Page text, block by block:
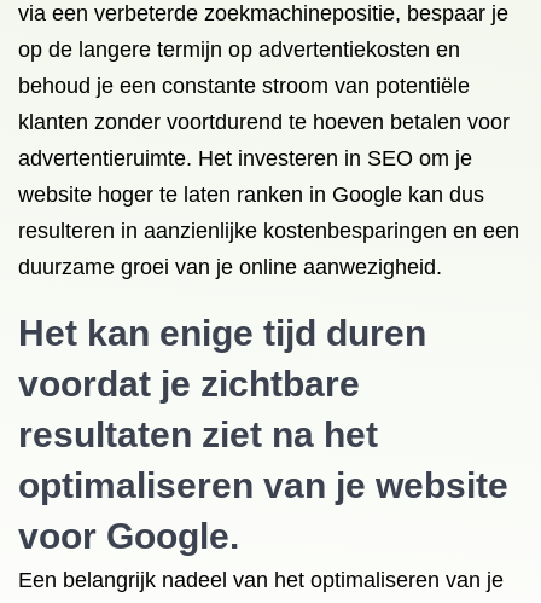
via een verbeterde zoekmachinepositie, bespaar je
op de langere termijn op advertentiekosten en
behoud je een constante stroom van potentiële
klanten zonder voortdurend te hoeven betalen voor
advertentieruimte. Het investeren in SEO om je
website hoger te laten ranken in Google kan dus
resulteren in aanzienlijke kostenbesparingen en een
duurzame groei van je online aanwezigheid.
Het kan enige tijd duren
voordat je zichtbare
resultaten ziet na het
optimaliseren van je website
voor Google.
Een belangrijk nadeel van het optimaliseren van je